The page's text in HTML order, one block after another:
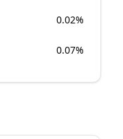
0.02%
0.07%